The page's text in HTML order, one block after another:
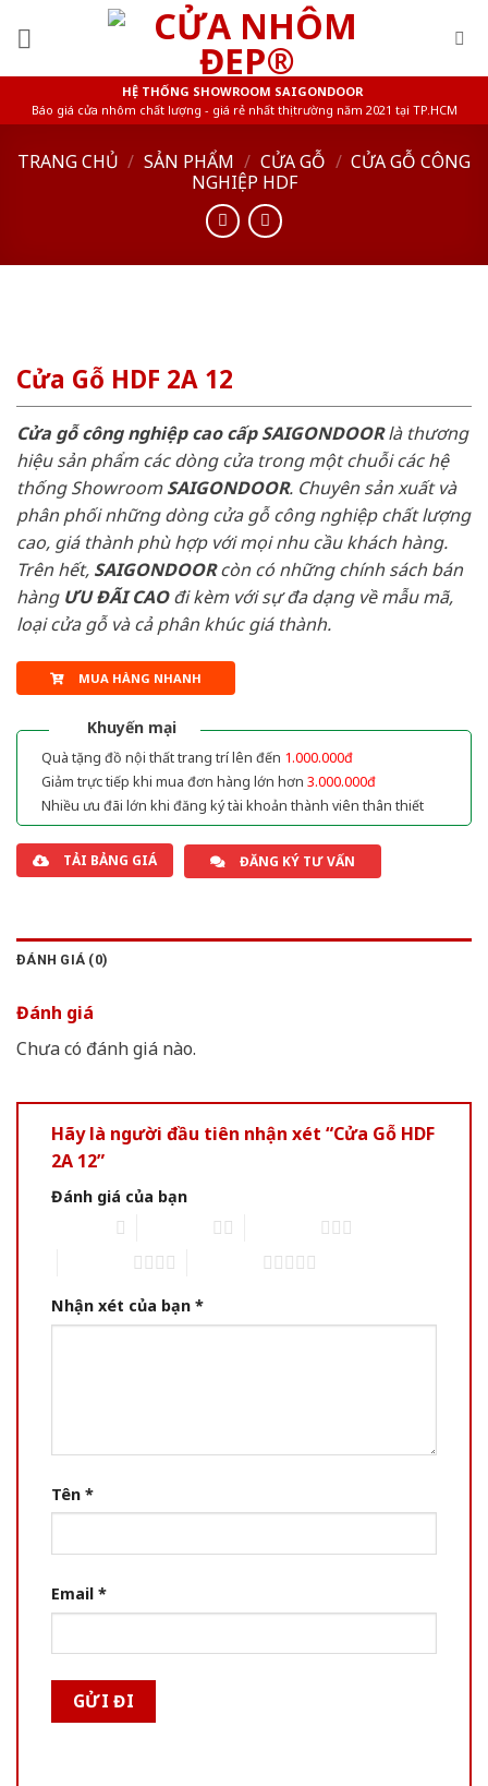
HỆ THỐNG SHOWROOM SAIGONDOOR
Báo giá cửa nhôm chất lượng - giá rẻ nhất thị trường năm 2021 tại TP.HCM
TRANG CHỦ / SẢN PHẨM / CỬA GỖ / CỬA GỖ CÔNG
NGHIỆP HDF
Cửa Gỗ HDF 2A 12
Cửa gỗ công nghiệp cao cấp SAIGONDOORlà thương
hiệu sản phẩm các dòng cửa trong một chuỗi các hệ
thống ShowroomSAIGONDOOR. Chuyên sản xuất và
phân phối những dòng cửa gỗ công nghiệp chất lượng
cao, giá thành phù hợp với mọi nhu cầu khách hàng.
Trên hết, SAIGONDOORcòn có những chính sách bán
hàng ƯU ĐÃI CAOđi kèm với sự đa dạng về mẫu mã,
loại cửa gỗ và cả phân khúc giá thành.
MUA HÀNG NHANH
Khuyến mại
Quà tặng đồ nội thất trang trí lên đến 1.000.000đ
Giảm trực tiếp khi mua đơn hàng lớn hơn 3.000.000đ
Nhiều ưu đãi lớn khi đăng ký tài khoản thành viên thân thiết
TẢI BẢNG GIÁ ĐĂNG KÝ TƯ VẤN
ĐÁNH GIÁ (0)
Đánh giá
Chưa có đánh giá nào.
Hãy là người đầu tiên nhận xét “Cửa Gỗ HDF
2A 12”
Đánh giá của bạn
Nhận xét của bạn *
Tên *
Email *